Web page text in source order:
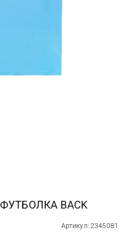
ФУТБОЛКА BACK
Артикул: 2345081